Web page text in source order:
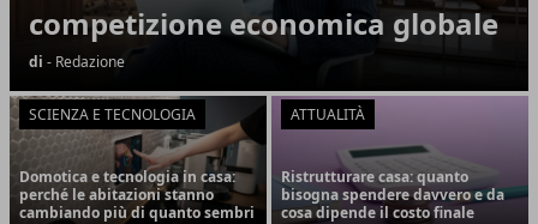
competizione economica globale
di - Redazione
SCIENZA E TECNOLOGIA
Domotica e tecnologia in casa:
perché le abitazioni stanno
cambiando più di quanto sembri
ATTUALITÀ
Ristrutturare casa: quanto
bisogna spendere davvero e da
cosa dipende il costo finale